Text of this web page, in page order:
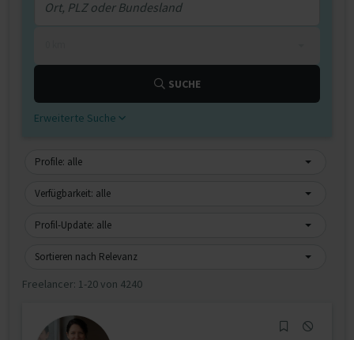
SUCHE
Erweiterte Suche
Profile: alle
Verfügbarkeit: alle
Profil-Update: alle
Sortieren nach Relevanz
Freelancer: 1-20 von 4240